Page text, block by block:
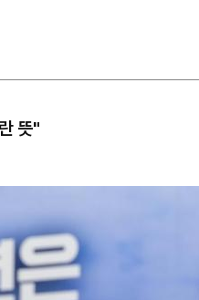
뜻"